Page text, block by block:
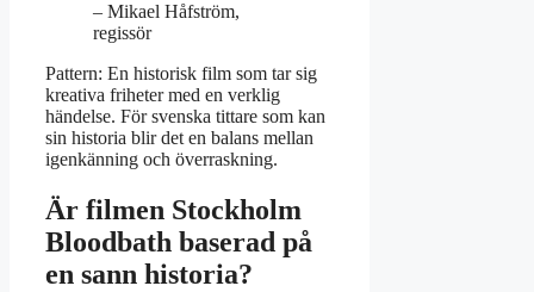
– Mikael Håfström,
regissör
Pattern: En historisk film som tar sig
kreativa friheter med en verklig
händelse. För svenska tittare som kan
sin historia blir det en balans mellan
igenkänning och överraskning.
Är filmen Stockholm
Bloodbath baserad på
en sann historia?